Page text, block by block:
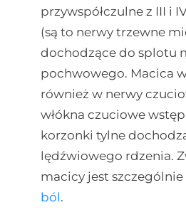
przywspółczulne z III i
(są to nerwy trzewne
dochodzące do splotu
pochwowego. Macica
również w nerwy
włókna czuciowe
korzonki tylne
lędźwiowego rdzenia.
macicy jest
ból.